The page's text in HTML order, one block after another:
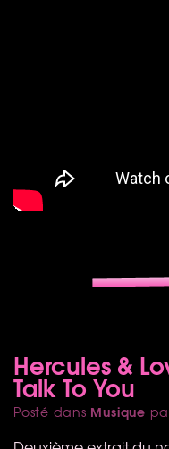
Hercules &
Talk To You
Posté dans Musique